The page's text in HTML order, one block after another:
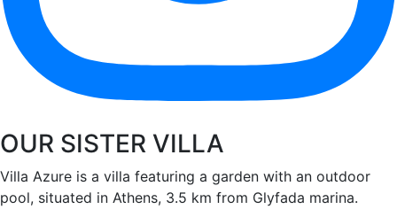
OUR SISTER VILLA
Villa Azure is a villa featuring a garden with an outdoor
pool, situated in Athens, 3.5 km from Glyfada marina.